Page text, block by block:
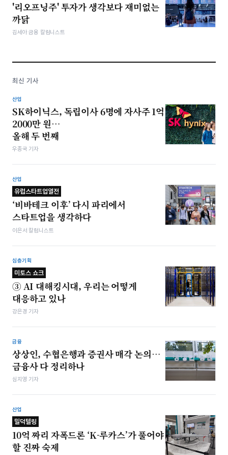
'리오프닝주' 투자가 생각보다 재미없는
까닭
김세아 금융 칼럼니스트
최신 기사
산업
SK하이닉스, 독립이사 6명에 자사주 1억
2000만 원…
올해 두 번째
우종국 기자
산업
유럽스타트업열전
‘비바테크 이후’ 다시 파리에서
스타트업을 생각하다
이은서 칼럼니스트
심층기획
미토스 쇼크
③ AI 대해킹시대, 우리는 어떻게
대응하고 있나
강은경 기자
금융
상상인, 수협은행과 증권사 매각 논의…
금융사 다 정리하나
심지영 기자
산업
밀덕텔링
10억 짜리 자폭드론 ‘K-루카스’가 풀어야
할 진짜 숙제